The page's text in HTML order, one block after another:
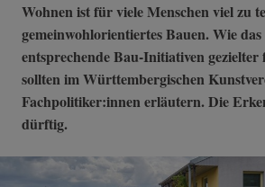
Wohnen ist für viele Menschen viel zu
gemeinwohlorientiertes Bauen. Wie
entsprechende Bau-Initiativen
sollten im Württembergischen
Fachpolitiker:innen erläutern. Die
dürftig.